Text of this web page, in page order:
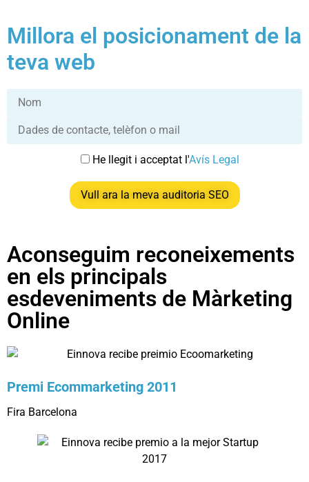
Millora el posicionament de la
teva web
He llegit i acceptat l'Avís Legal
Aconseguim reconeixements
en els principals
esdeveniments de Màrketing
Online
Premi Ecommarketing 2011
Fira Barcelona